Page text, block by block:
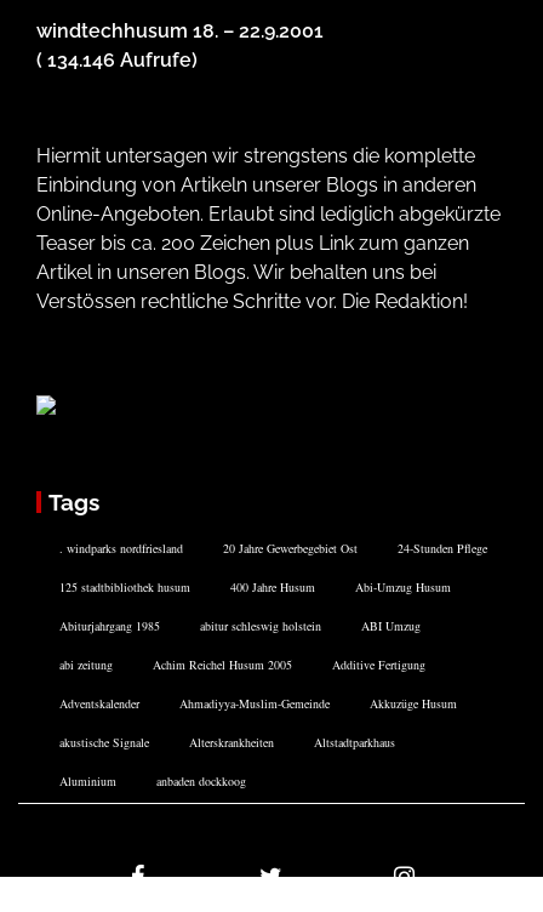
windtechhusum 18. – 22.9.2001
( 134.146 Aufrufe)
Hiermit untersagen wir strengstens die komplette
Einbindung von Artikeln unserer Blogs in anderen
Online-Angeboten. Erlaubt sind lediglich abgekürzte
Teaser bis ca. 200 Zeichen plus Link zum ganzen
Artikel in unseren Blogs. Wir behalten uns bei
Verstössen rechtliche Schritte vor. Die Redaktion!
Tags
. windparks nordfriesland 20 Jahre Gewerbegebiet Ost 24-Stunden Pflege
125 stadtbibliothek husum 400 Jahre Husum Abi-Umzug Husum
Abiturjahrgang 1985 abitur schleswig holstein ABI Umzug
abi zeitung Achim Reichel Husum 2005 Additive Fertigung
Adventskalender Ahmadiyya-Muslim-Gemeinde Akkuzüge Husum
akustische Signale Alterskrankheiten Altstadtparkhaus
Aluminium anbaden dockkoog